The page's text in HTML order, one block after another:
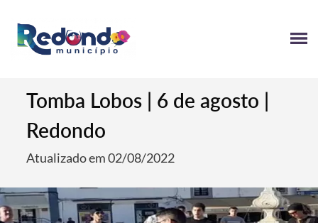
Tomba Lobos | 6 de agosto |
Redondo
Atualizado em 02/08/2022